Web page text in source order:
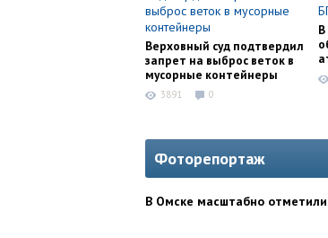
Верховный суд подтвердил
запрет на выброс веток в
мусорные контейнеры
3891 0
Фоторепортаж
В Омске масштабно